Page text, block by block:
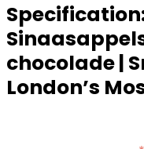
chocolade |
London’s